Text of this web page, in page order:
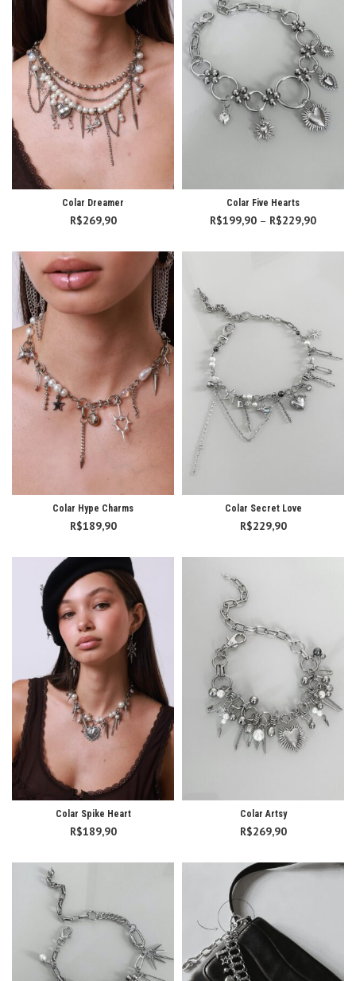
Colar Dreamer
R$269,90
Colar Five Hearts
R$199,90 – R$229,90
Colar Hype Charms
R$189,90
Colar Secret Love
R$229,90
Colar Spike Heart
R$189,90
Colar Artsy
R$269,90